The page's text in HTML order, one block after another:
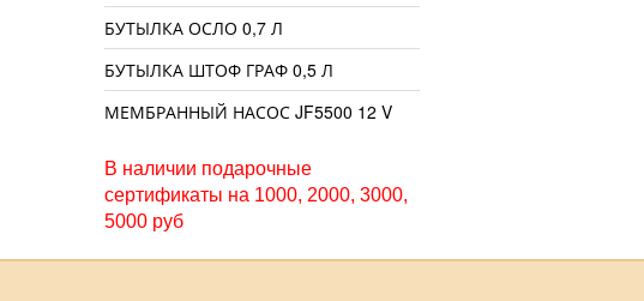
БУТЫЛКА ОСЛО 0,7 Л
БУТЫЛКА ШТОФ ГРАФ 0,5 Л
МЕМБРАННЫЙ НАСОС JF5500 12 V
В наличии подарочные
сертификаты на 1000, 2000, 3000,
5000 руб